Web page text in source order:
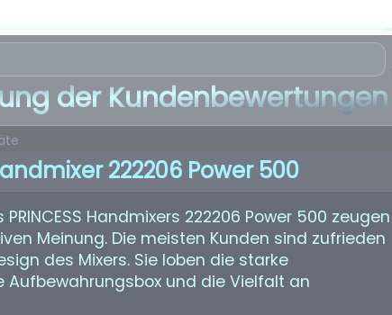
der Kundenbewertungen
222206 Power 500
Handmixers 222206 Power 500 zeugen
Meinung. Die meisten Kunden sind zufrieden
des Mixers. Sie loben die starke
Aufbewahrungsbox und die Vielfalt an